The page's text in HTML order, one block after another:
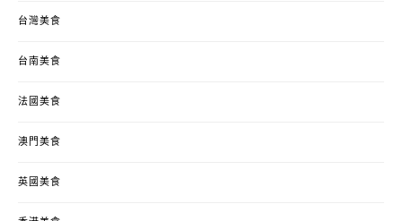
台灣美食
台南美食
法國美食
澳門美食
英國美食